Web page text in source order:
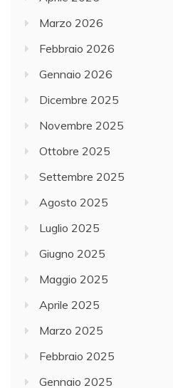
Marzo 2026
Febbraio 2026
Gennaio 2026
Dicembre 2025
Novembre 2025
Ottobre 2025
Settembre 2025
Agosto 2025
Luglio 2025
Giugno 2025
Maggio 2025
Aprile 2025
Marzo 2025
Febbraio 2025
Gennaio 2025